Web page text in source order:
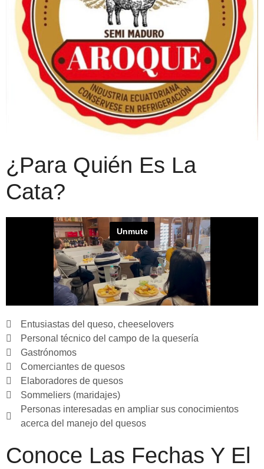
¿Para Quién Es La
Cata?
Entusiastas del queso, cheeselovers
Personal técnico del campo de la quesería
Gastrónomos
Comerciantes de quesos
Elaboradores de quesos
Sommeliers (maridajes)
Personas interesadas en ampliar sus conocimientos
acerca del manejo del quesos
Conoce Las Fechas Y El